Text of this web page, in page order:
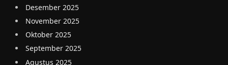
Desember 2025
November 2025
Oktober 2025
September 2025
Agustus 2025